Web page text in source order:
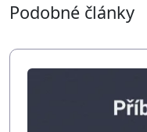
Podobné články